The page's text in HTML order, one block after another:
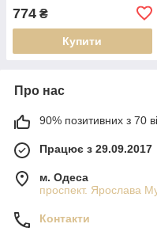
774 ₴
Купити
Про нас
90% позитивних з 70
Працює з 29.09.2017
м. Одеса
проспект. Ярослава
Контакти